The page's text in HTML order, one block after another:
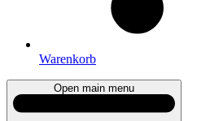
Warenkorb
Open main menu